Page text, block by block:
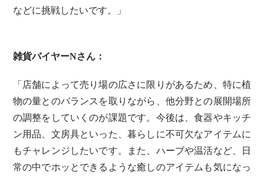
などに挑戦したいです。」
雑貨バイヤーNさん：
「店舗によって売り場の広さに限りがあるため、特に植
物の量とのバランスを取りながら、他分野との展開場所
の調整をしていくのが課題です。今後は、食器やキッチ
ン用品、文房具といった、暮らしに不可欠なアイテムに
もチャレンジしたいです。また、ハーブや温活など、日
常の中でホッとできるような癒しのアイテムも気になっ